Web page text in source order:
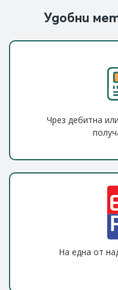
Удобни
Чрез дебитна
На една от